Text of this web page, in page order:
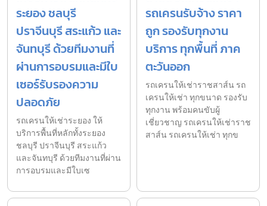
ระยอง ชลบุรี
ปราจีนบุรี สระแก้ว และ
จันทบุรี ด้วยทีมงานที่
ผ่านการอบรมและมีใบ
เซอร์รับรองความ
ปลอดภัย
รถเครนให้เช่าระยอง ให้
บริการพื้นที่หลักทั้งระยอง
ชลบุรี ปราจีนบุรี สระแก้ว
และจันทบุรี ด้วยทีมงานที่ผ่าน
การอบรมและมีใบเซ
รถเครนรับจ้าง ราคา
ถูก รองรับทุกงาน
บริการ ทุกพื้นที่ ภาค
ตะวันออก
รถเครนให้เช่าราชสาส์น รถ
เครนให้เช่า ทุกขนาด รองรับ
ทุกงาน พร้อมคนขับผู้
เชี่ยวชาญ รถเครนให้เช่าราช
สาส์น รถเครนให้เช่า ทุกข